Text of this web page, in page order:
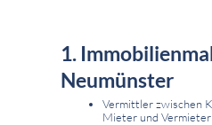
1.
Neumünster
Vermittler zwischen
Mieter und Vermieter